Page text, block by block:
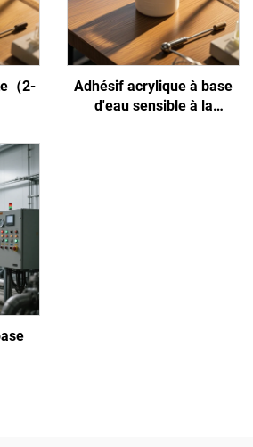
（2-
Adhésif acrylique à base
d'eau sensible à la